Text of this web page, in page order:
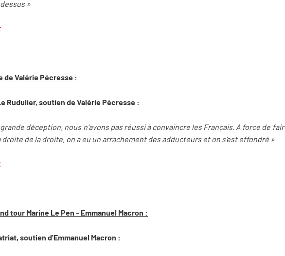
»
de Valérie Pécresse :
Rudulier, soutien de Valérie Pécresse :
grande déception, nous n’avons pas réussi à convaincre les Français. A force de
de la droite, on a eu un arrachement des adducteurs et on s’est effondré »
tour Marine Le Pen - Emmanuel Macron :
soutien d'Emmanuel Macron :